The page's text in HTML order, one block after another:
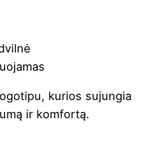
kurios sujungia
ir komfortą.